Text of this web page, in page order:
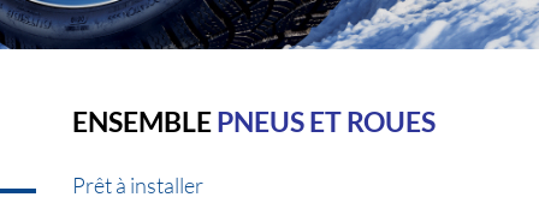
ENSEMBLEPNEUS ET ROUES
Prêt à installer